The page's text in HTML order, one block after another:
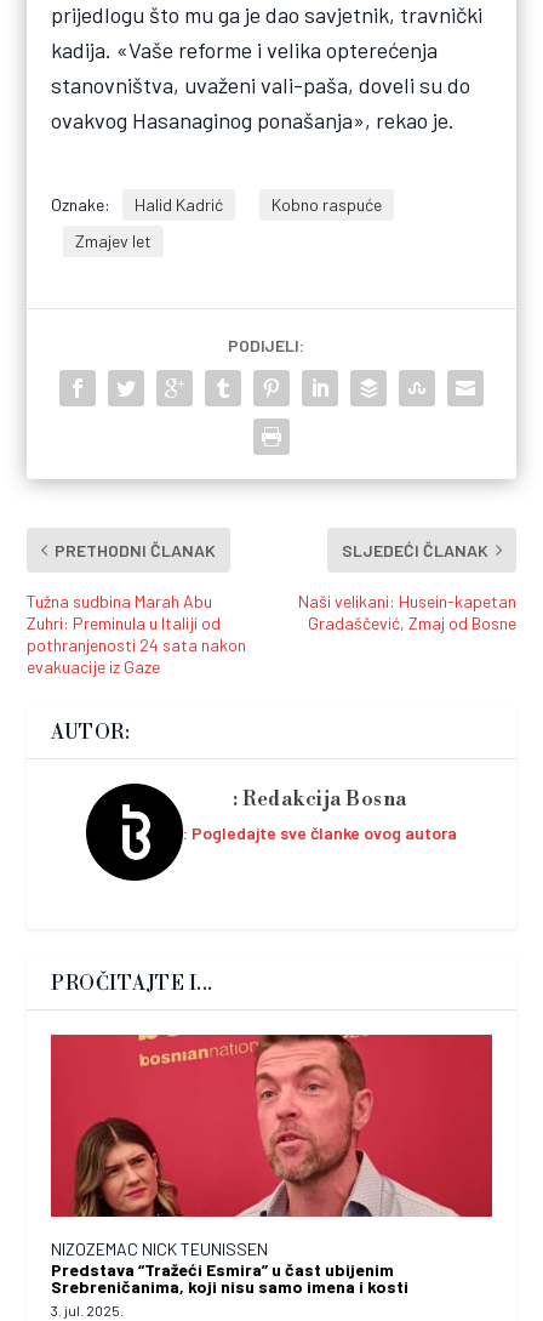
prijedlogu što mu ga je dao savjetnik, travnički
kadija. «Vaše reforme i velika opterećenja
stanovništva, uvaženi vali-paša, doveli su do
ovakvog Hasanaginog ponašanja», rekao je.
Oznake: Halid Kadrić
Kobno raspuće
Zmajev let
PODIJELI:
PRETHODNI ČLANAK
Tužna sudbina Marah Abu
Zuhri: Preminula u Italiji od
pothranjenosti 24 sata nakon
evakuacije iz Gaze
SLJEDEĆI ČLANAK
Naši velikani: Husein-kapetan
Gradaščević, Zmaj od Bosne
AUTOR:
Redakcija Bosna
Pogledajte sve članke ovog autora
PROČITAJTE I...
NIZOZEMAC NICK TEUNISSEN
Predstava “Tražeći Esmira” u čast ubijenim
Srebreničanima, koji nisu samo imena i kosti
3. jul. 2025.